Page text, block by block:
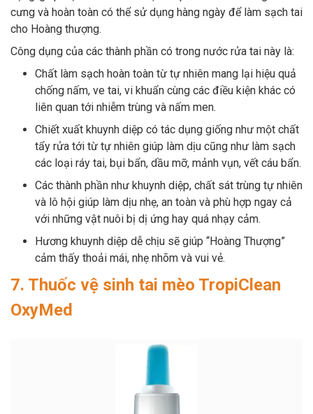
cưng và hoàn toàn có thể sử dụng hàng ngày để làm sạch tai
cho Hoàng thượng.
Công dụng của các thành phần có trong nước rửa tai này là:
Chất làm sạch hoàn toàn từ tự nhiên mang lại hiệu quả
chống nấm, ve tai, vi khuẩn cùng các điều kiện khác có
liên quan tới nhiễm trùng và nấm men.
Chiết xuất khuynh diệp có tác dụng giống như một chất
tẩy rửa tới từ tự nhiên giúp làm dịu cũng như làm sạch
các loại ráy tai, bụi bẩn, dầu mỡ, mảnh vụn, vết cáu bẩn.
Các thành phần như khuynh diệp, chất sát trùng tự nhiên
và lô hội giúp làm dịu nhẹ, an toàn và phù hợp ngay cả
với những vật nuôi bị dị ứng hay quá nhạy cảm.
Hương khuynh diệp dễ chịu sẽ giúp “Hoàng Thượng”
cảm thấy thoải mái, nhẹ nhõm và vui vẻ.
7. Thuốc vệ sinh tai mèo TropiClean
OxyMed